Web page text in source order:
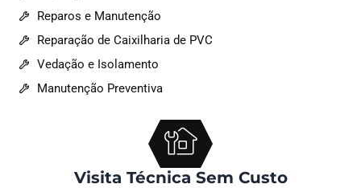
Reparos e Manutenção
Reparação de Caixilharia de PVC
Vedação e Isolamento
Manutenção Preventiva
Visita Técnica Sem Custo